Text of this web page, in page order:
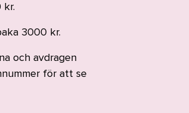
kr.
3000 kr.
och avdragen
för att se